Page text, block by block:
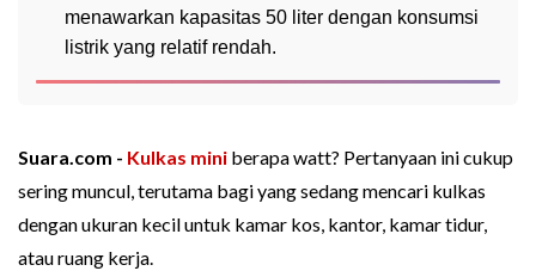
menawarkan kapasitas 50 liter dengan konsumsi
listrik yang relatif rendah.
Suara.com - Kulkas mini berapa watt? Pertanyaan ini cukup
sering muncul, terutama bagi yang sedang mencari kulkas
dengan ukuran kecil untuk kamar kos, kantor, kamar tidur,
atau ruang kerja.